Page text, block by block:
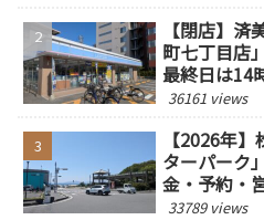
【閉店】
町七丁目店
最終日は14
36161 views
【2026年
ターパーク
金・予約・
33789 views